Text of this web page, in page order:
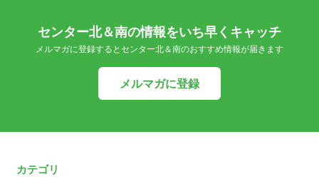
センター北＆南の情報をいち早くキャッチ
メルマガに登録するとセンター北＆南のおすすめ情報が届きます
メルマガに登録
カテゴリ